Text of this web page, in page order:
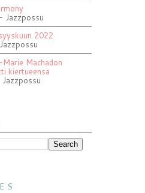
Jazzpossu
2022
Machadon
kiertueensa
S